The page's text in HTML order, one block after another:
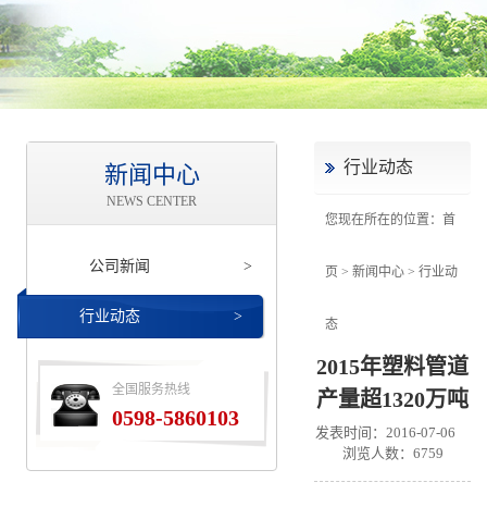
行业动态
您现在所在的位置： 首
页 > 新闻中心 > 行业动
态
2015年塑料管道
产量超1320万吨
发表时间：2016-07-06
浏览人数： 6759
新闻中心
NEWS CENTER
公司新闻 >
行业动态 >
全国服务热线
0598-5860103